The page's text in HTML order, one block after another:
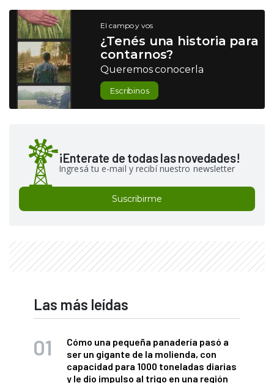
El campo y vos
¿Tenés una historia para
contarnos?
Queremos conocerla
Escribinos
¡Enterate de todas las novedades!
Ingresá tu e-mail y recibí nuestro newsletter
Suscribirme
Las más leídas
Cómo una pequeña panadería pasó a
ser un gigante de la molienda, con
capacidad para 1000 toneladas diarias
y le dio impulso al trigo en una región